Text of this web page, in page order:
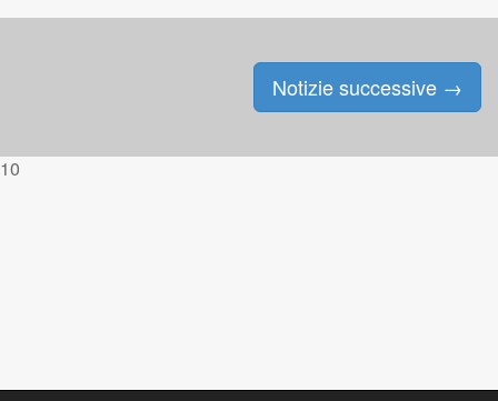
Posts navigationNotizie successive →
10